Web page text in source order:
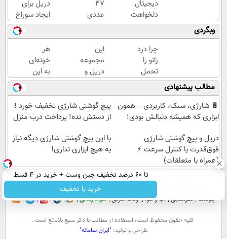
دیجیتال
دلخواهت
رو قسطی
بخر 🛒
درخواست
اعتبار بده
📌
47
عددی
دریل
پیچ
گوشتی
شارژی
(تخفیف
به مدت
محدود)
دریل برای
ایجاد سوراخ
😱
وبگردی
چرا درد
زانو را
تحمل
می‌کنی؟
خیلی
ساده
درمنزل
کن
این
مجموعه
دریل و
پیچ
گوشتی
رو با
گارانتی و
قیمت
بخر!😉
هر
خونه‌ای
به این
دریل
پرکاربرد
نیاز
داره😍
تخفیف
مطالب پیشنهادی
🔋 شارژی، سبک، کاربردی – همون
ابزاری که همیشه دنبالش بودی!
پیچ گوشتی شارژی تخفیف خورد !
از دستش نده! پرداخت درب منزل
دریل و پیچ گوشتی شارژی
فوق‌قدرت با کنترل سرعت ⚡
(همراه با متعلقات)
با این پیچ گوشتی شارژی دیگه نیاز
به هیچ ابزاری نداری!
تا 60 درصد تخفیف جین وست + خرید در 4 قسط
خرید با تخفیف
عصر ایران۲ درباره عصرایران تماس با ما
پیوندها نظرسنجی آب و هوا اوقات شرعی سواد زندگی
كليه حقوق محفوظ است، استفاده از مطالب با ذكر منبع بلامانع است.
طراحی و تولید:"ایران سامانه"